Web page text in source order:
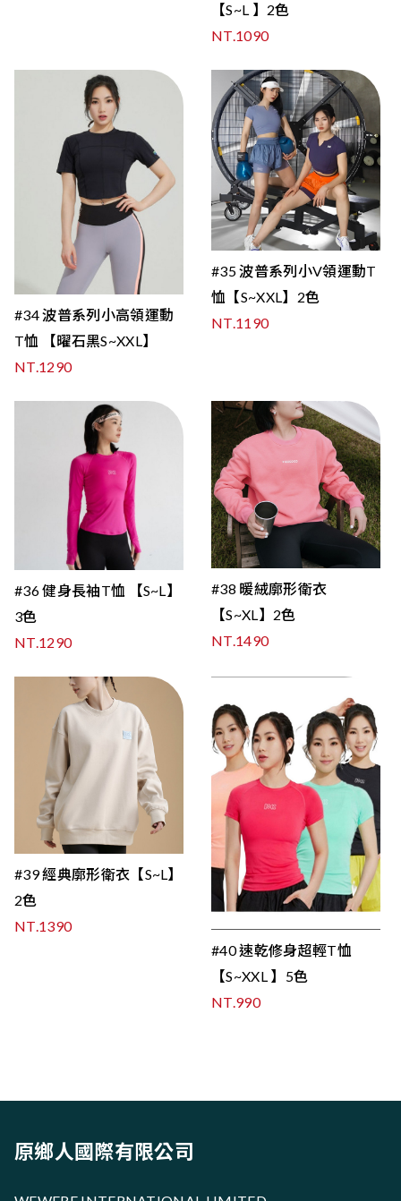
【S~L 】2色
NT.1090
#34 波普系列小高領運動
T恤 【曜石黑S~XXL】
NT.1290
#35 波普系列小V領運動T
恤【S~XXL】2色
NT.1190
#36 健身長袖T恤 【S~L】
3色
NT.1290
#38 暖絨廓形衛衣
【S~XL】2色
NT.1490
#39 經典廓形衛衣【S~L】
2色
NT.1390
#40 速乾修身超輕T恤
【S~XXL 】5色
NT.990
原鄉人國際有限公司